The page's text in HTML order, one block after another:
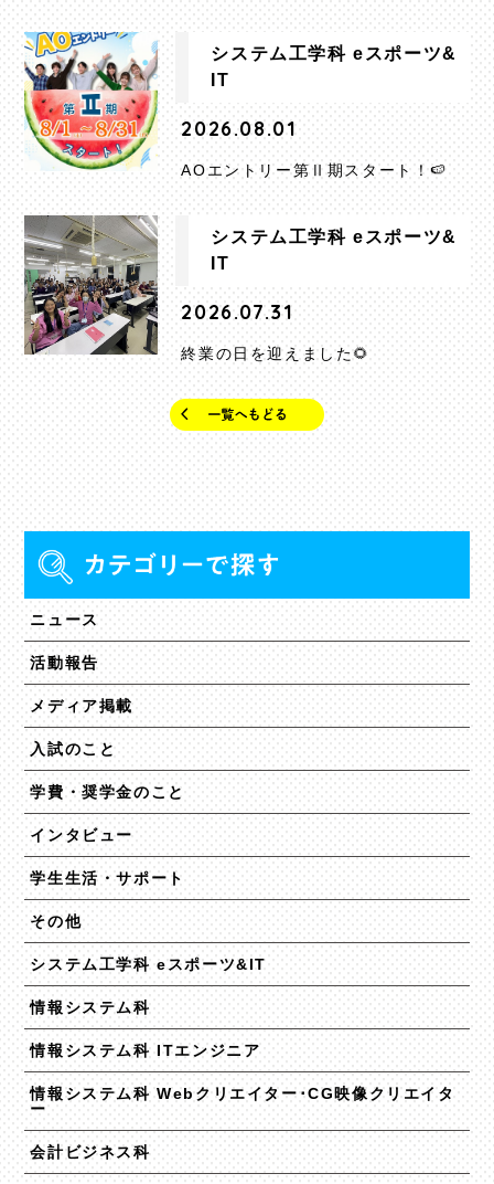
システム工学科 eスポーツ&
IT
2026.08.01
AOエントリー第Ⅱ期スタート！🍉
システム工学科 eスポーツ&
IT
2026.07.31
終業の日を迎えました🌻
ニュース
活動報告
メディア掲載
入試のこと
学費・奨学金のこと
インタビュー
学生生活・サポート
その他
システム工学科 eスポーツ&IT
情報システム科
情報システム科 ITエンジニア
情報システム科 Webクリエイター･CG映像クリエイタ
ー
会計ビジネス科